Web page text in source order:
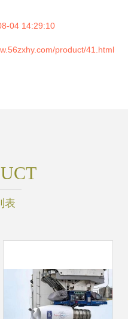
04 14:29:10
product/41.html
表